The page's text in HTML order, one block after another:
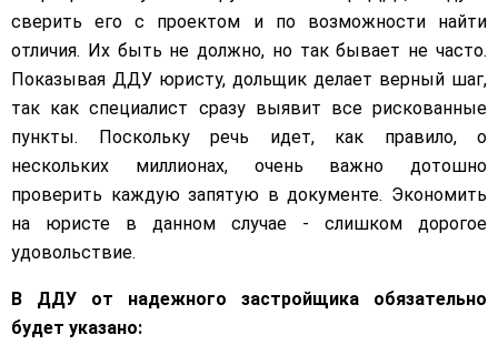
сверить его с проектом и по возможности найти
отличия. Их быть не должно, но так бывает не часто.
Показывая ДДУ юристу, дольщик делает верный шаг,
так как специалист сразу выявит все рискованные
пункты. Поскольку речь идет, как правило, о
нескольких миллионах, очень важно дотошно
проверить каждую запятую в документе. Экономить
на юристе в данном случае - слишком дорогое
удовольствие.
В ДДУ от надежного застройщика обязательно
будет указано: